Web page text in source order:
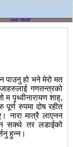
पाउनु हो भने मेरो मत
गणतन्त्रको
म पृथ्वीनारायण शाह्,
पूर्ण रुपमा दोष रहीत
नारा मात्रै लाएनन
सक्थे तर लडाईको
हुन्न।